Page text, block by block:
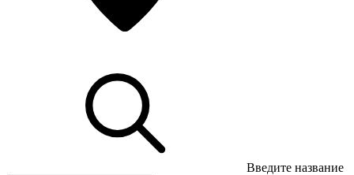
Введите название